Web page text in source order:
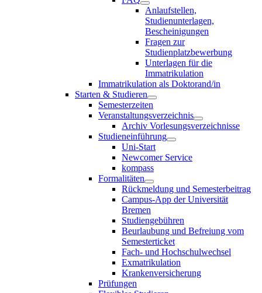
Anlaufstellen,
Studienunterlagen,
Bescheinigungen
Fragen zur
Studienplatzbewerbung
Unterlagen für die
Immatrikulation
Immatrikulation als Doktorand/in
Starten & Studieren
Semesterzeiten
Veranstaltungsverzeichnis
Archiv Vorlesungsverzeichnisse
Studieneinführung
Uni-Start
Newcomer Service
kompass
Formalitäten
Rückmeldung und Semesterbeitrag
Campus-App der Universität
Bremen
Studiengebühren
Beurlaubung und Befreiung vom
Semesterticket
Fach- und Hochschulwechsel
Exmatrikulation
Krankenversicherung
Prüfungen